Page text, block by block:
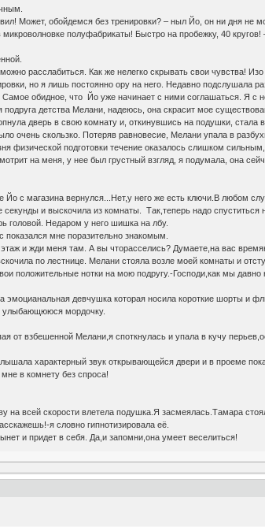
Может, обойдемся без тренировки? – ныл Йо, он ни дня не
полуфабрикаты! Быстро на пробежку, 40
расслабиться. Как же нелегко скрывать свои чувства!
но я лишь постоянно ору на него. Недавно подслушала
обидное, что Йо уже начинает с ними соглашаться. Я с
детства Мелани, надеюсь, она скрасит мое
дверь в свою комнату и, откинувшись на подушки,
очень скользко. Потеряв равновесие, Мелани упала в
физической подготовки течение оказалось слишком
на меня, у нее был грустный взгляд, я подумала, она
с магазина вернулся...Нет,у него же есть ключи.В любом
и выскочила из комнаты. Так,теперь надо
головой. Недаром у него шишка на лбу.
мне поразительно знакомым.
и жди меня там. А вы чторасселись? Думаете,на вас
по лестнице. Мелани стояла возле моей комнаты и
положительные нотки на мою подругу.-Господи,как мы
девчушка которая носила короткие шорты и
улыбающююся мордочку.
от взбешенной Мелани,я споткнулась и упала в кучу
характерный звук открывающейся двери и в проеме
в комнету без спроса!
на всей скорости влетела подушка.Я засмеялась.Тамара
я словно гипнотизировала её.
и придет в себя. Да,и запомни,она умеет веселиться!